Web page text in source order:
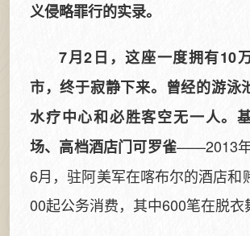
义侵略罪行的实录。
7月2日，这座一度拥有10
市，终于寂静下来。曾经的游泳
水疗中心和必胜客空无一人。
场、高档酒店门可罗雀——2013
6月，驻阿美军在喀布尔的酒店和
00起公务消费，其中600笔在脱衣